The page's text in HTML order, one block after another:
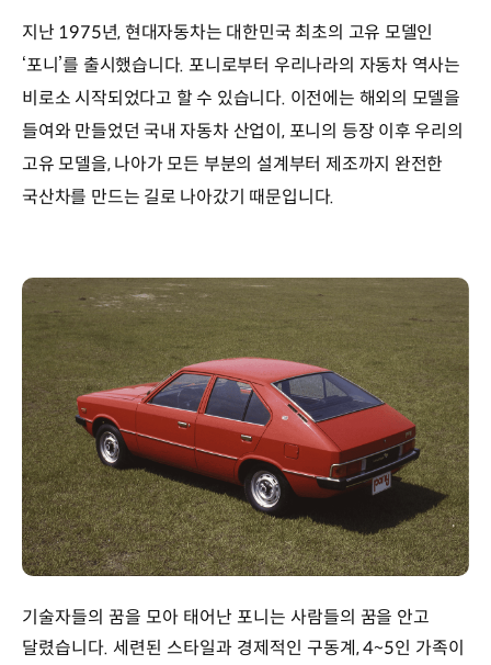
지난 1975년, 현대자동차는 대한민국 최초의 고유 모델인
‘포니’를 출시했습니다. 포니로부터 우리나라의 자동차 역사는
비로소 시작되었다고 할 수 있습니다. 이전에는 해외의 모델을
들여와 만들었던 국내 자동차 산업이, 포니의 등장 이후 우리의
고유 모델을, 나아가 모든 부분의 설계부터 제조까지 완전한
국산차를 만드는 길로 나아갔기 때문입니다.
기술자들의 꿈을 모아 태어난 포니는 사람들의 꿈을 안고
달렸습니다. 세련된 스타일과 경제적인 구동계, 4~5인 가족이